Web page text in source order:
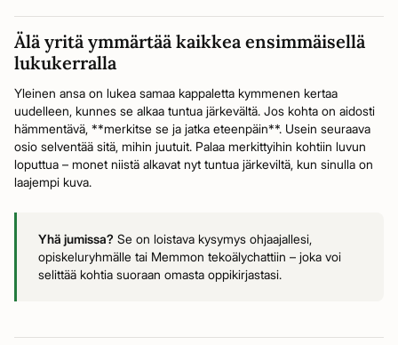
Älä yritä ymmärtää kaikkea ensimmäisellä
lukukerralla
Yleinen ansa on lukea samaa kappaletta kymmenen kertaa
uudelleen, kunnes se alkaa tuntua järkevältä. Jos kohta on aidosti
hämmentävä, **merkitse se ja jatka eteenpäin**. Usein seuraava
osio selventää sitä, mihin juutuit. Palaa merkittyihin kohtiin luvun
loputtua – monet niistä alkavat nyt tuntua järkeviltä, kun sinulla on
laajempi kuva.
Yhä jumissa? Se on loistava kysymys ohjaajallesi,
opiskeluryhmälle tai Memmon tekoälychattiin – joka voi
selittää kohtia suoraan omasta oppikirjastasi.